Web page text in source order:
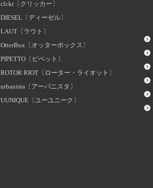
clckr〔クリッカー〕
DIESEL〔ディーゼル〕
LAUT〔ラウト〕
OtterBox〔オッターボックス〕
PIPETTO〔ピペット〕
ROTOR RIOT〔ローター・ライオット〕
urbanista〔アーバニスタ〕
UUNIQUE〔ユーユニーク〕